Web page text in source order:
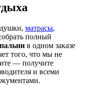
матрасы,
полный
в одном заказе
того, что мы не
— получите
и всеми